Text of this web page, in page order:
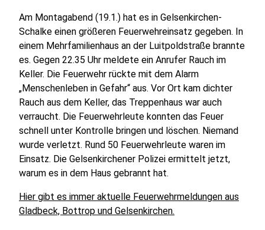
Am Montagabend (19.1.) hat es in Gelsenkirchen-
Schalke einen größeren Feuerwehreinsatz gegeben. In
einem Mehrfamilienhaus an der Luitpoldstraße brannte
es. Gegen 22.35 Uhr meldete ein Anrufer Rauch im
Keller. Die Feuerwehr rückte mit dem Alarm
„Menschenleben in Gefahr“ aus. Vor Ort kam dichter
Rauch aus dem Keller, das Treppenhaus war auch
verraucht. Die Feuerwehrleute konnten das Feuer
schnell unter Kontrolle bringen und löschen. Niemand
wurde verletzt. Rund 50 Feuerwehrleute waren im
Einsatz. Die Gelsenkirchener Polizei ermittelt jetzt,
warum es in dem Haus gebrannt hat.
Hier gibt es immer aktuelle Feuerwehrmeldungen aus
Gladbeck, Bottrop und Gelsenkirchen.